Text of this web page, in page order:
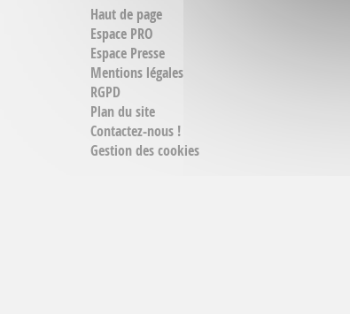
Haut de page
Espace PRO
Espace Presse
Mentions légales
RGPD
Plan du site
Contactez-nous !
Gestion des cookies